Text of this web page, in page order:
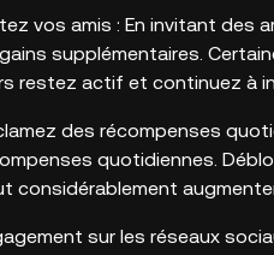
vos amis : En invitant des
supplémentaires.
restez actif et continuez à
des récompenses
quotidiennes.
considérablement
sur les réseaux